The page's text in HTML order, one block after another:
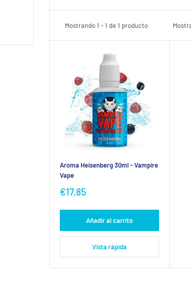
Mostrando 1 - 1 de 1 producto
Aroma Heisenberg 30ml - Vampire
Vape
Precio
venta
€17,85
Añadir al carrito
Vista rápida